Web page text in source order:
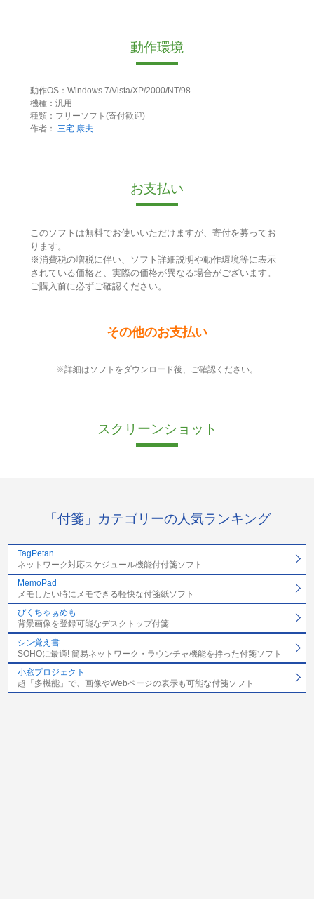
動作環境
動作OS：Windows 7/Vista/XP/2000/NT/98
機種：汎用
種類：フリーソフト(寄付歓迎)
作者： 三宅 康夫
お支払い
このソフトは無料でお使いいただけますが、寄付を募ってお
ります。
※消費税の増税に伴い、ソフト詳細説明や動作環境等に表示
されている価格と、実際の価格が異なる場合がございます。
ご購入前に必ずご確認ください。
その他のお支払い
※詳細はソフトをダウンロード後、ご確認ください。
スクリーンショット
「付箋」カテゴリーの人気ランキング
TagPetan
ネットワーク対応スケジュール機能付付箋ソフト
MemoPad
メモしたい時にメモできる軽快な付箋紙ソフト
ぴくちゃぁめも
背景画像を登録可能なデスクトップ付箋
シン覚え書
SOHOに最適! 簡易ネットワーク・ラウンチャ機能を持った付箋ソフト
小窓プロジェクト
超「多機能」で、画像やWebページの表示も可能な付箋ソフト